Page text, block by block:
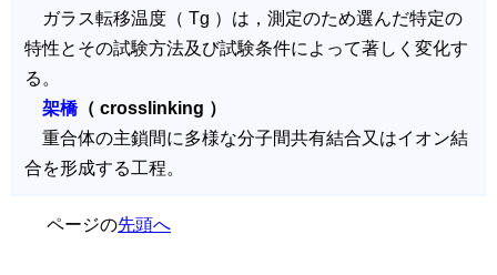
ガラス転移温度（ Tg ）は，測定のため選んだ特定の
特性とその試験方法及び試験条件によって著しく変化す
る。
架橋（ crosslinking ）
重合体の主鎖間に多様な分子間共有結合又はイオン結
合を形成する工程。
ページの先頭へ